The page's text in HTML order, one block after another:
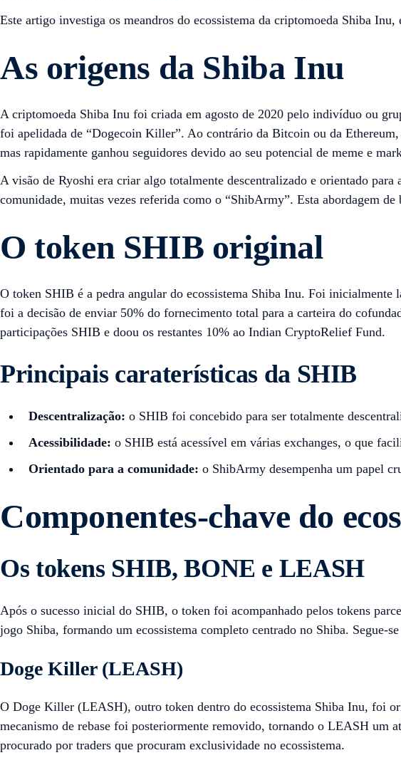
Este artigo investiga os meandros do ecossistema da criptomoeda Shiba
As origens da Shiba Inu
A criptomoeda Shiba Inu foi criada em agosto de 2020 pelo indivíduo ou
foi apelidada de “Dogecoin Killer”. Ao contrário da Bitcoin ou da
mas rapidamente ganhou seguidores devido ao seu potencial de meme e
A visão de Ryoshi era criar algo totalmente descentralizado e orientado
comunidade, muitas vezes referida como o “ShibArmy”. Esta abordagem
O token SHIB original
O token SHIB é a pedra angular do ecossistema Shiba Inu. Foi
foi a decisão de enviar 50% do fornecimento total para a carteira do
participações SHIB e doou os restantes 10% ao Indian CryptoRelief Fund.
Principais caraterísticas da SHIB
Descentralização: o SHIB foi concebido para ser totalmente
Acessibilidade: o SHIB está acessível em várias exchanges, o que
Orientado para a comunidade: o ShibArmy desempenha um papel
Componentes-chave do
Os tokens SHIB, BONE e LEASH
Após o sucesso inicial do SHIB, o token foi acompanhado pelos tokens
jogo Shiba, formando um ecossistema completo centrado no Shiba. Segue-
Doge Killer (LEASH)
O Doge Killer (LEASH), outro token dentro do ecossistema Shiba Inu, foi
mecanismo de rebase foi posteriormente removido, tornando o LEASH um
procurado por traders que procuram exclusividade no ecossistema.